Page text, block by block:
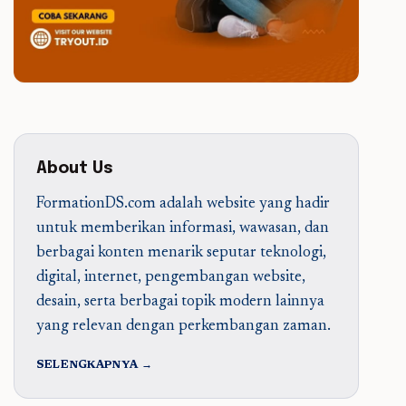
About Us
FormationDS.com adalah website yang hadir
untuk memberikan informasi, wawasan, dan
berbagai konten menarik seputar teknologi,
digital, internet, pengembangan website,
desain, serta berbagai topik modern lainnya
yang relevan dengan perkembangan zaman.
SELENGKAPNYA →